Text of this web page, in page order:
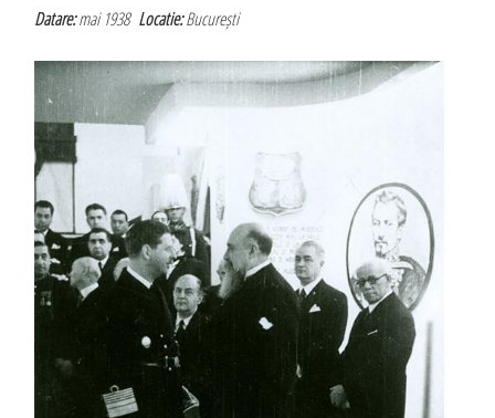
Datare:mai 1938Locatie:București